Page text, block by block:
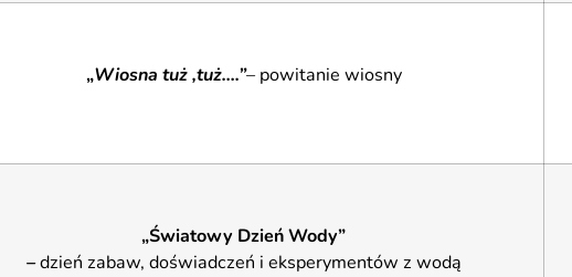
„Wiosna tuż ,tuż….”– powitanie wiosny
„Światowy Dzień Wody”
–dzień zabaw, doświadczeń i eksperymentów z wodą